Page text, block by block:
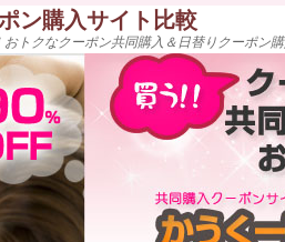
ン購入サイト比較
トクなクーポン共同購入＆日替りクーポン